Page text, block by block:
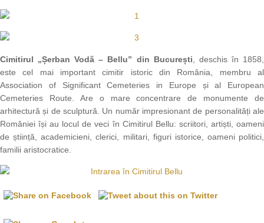
Cimitirul „Șerban Vodă – Bellu” din București, deschis în 1858,
este cel mai important cimitir istoric din România, membru al
Association of Significant Cemeteries in Europe și al European
Cemeteries Route. Are o mare concentrare de monumente de
arhitectură și de sculptură. Un număr impresionant de personalități ale
României își au locul de veci în Cimitirul Bellu: scriitori, artiști, oameni
de știință, academicieni, clerici, militari, figuri istorice, oameni politici,
familii aristocratice.